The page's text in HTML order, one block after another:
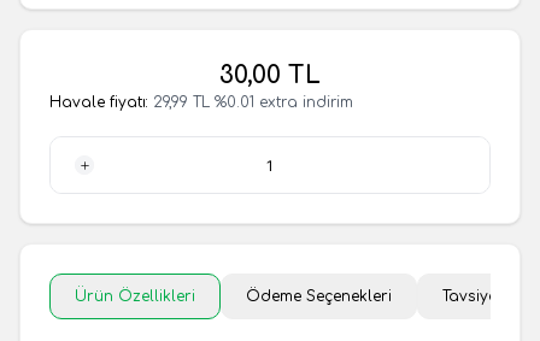
30,00 TL
Havale fiyatı: 29,99 TL %0.01 extra indirim
Ürün Özellikleri Ödeme Seçenekleri Tavsiye Et